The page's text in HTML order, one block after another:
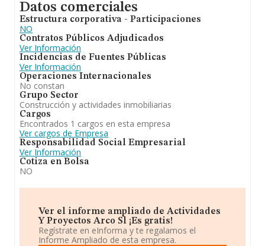
Datos comerciales
Estructura corporativa - Participaciones
NO
Contratos Públicos Adjudicados
Ver Información
Incidencias de Fuentes Públicas
Ver Información
Operaciones Internacionales
No constan
Grupo Sector
Construcción y actividades inmobiliarias
Cargos
Encontrados 1 cargos en esta empresa
Ver cargos de Empresa
Responsabilidad Social Empresarial
Ver Información
Cotiza en Bolsa
NO
Ver el informe ampliado de Actividades
Y Proyectos Arco Sl ¡Es gratis!
Regístrate en eInforma y te regalamos el
Informe Ampliado de esta empresa.